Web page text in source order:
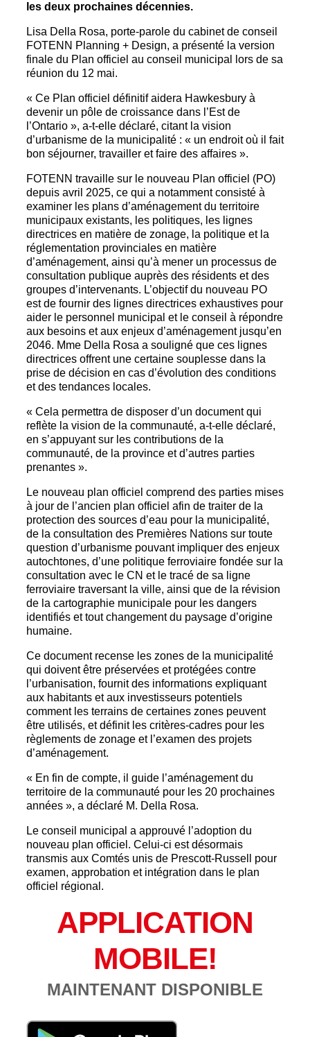
les deux prochaines décennies.
Lisa Della Rosa, porte-parole du cabinet de conseil
FOTENN Planning + Design, a présenté la version
finale du Plan officiel au conseil municipal lors de sa
réunion du 12 mai.
« Ce Plan officiel définitif aidera Hawkesbury à
devenir un pôle de croissance dans l’Est de
l’Ontario », a-t-elle déclaré, citant la vision
d’urbanisme de la municipalité : « un endroit où il fait
bon séjourner, travailler et faire des affaires ».
FOTENN travaille sur le nouveau Plan officiel (PO)
depuis avril 2025, ce qui a notamment consisté à
examiner les plans d’aménagement du territoire
municipaux existants, les politiques, les lignes
directrices en matière de zonage, la politique et la
réglementation provinciales en matière
d’aménagement, ainsi qu’à mener un processus de
consultation publique auprès des résidents et des
groupes d’intervenants. L’objectif du nouveau PO
est de fournir des lignes directrices exhaustives pour
aider le personnel municipal et le conseil à répondre
aux besoins et aux enjeux d’aménagement jusqu’en
2046. Mme Della Rosa a souligné que ces lignes
directrices offrent une certaine souplesse dans la
prise de décision en cas d’évolution des conditions
et des tendances locales.
« Cela permettra de disposer d’un document qui
reflète la vision de la communauté, a-t-elle déclaré,
en s’appuyant sur les contributions de la
communauté, de la province et d’autres parties
prenantes ».
Le nouveau plan officiel comprend des parties mises
à jour de l’ancien plan officiel afin de traiter de la
protection des sources d’eau pour la municipalité,
de la consultation des Premières Nations sur toute
question d’urbanisme pouvant impliquer des enjeux
autochtones, d’une politique ferroviaire fondée sur la
consultation avec le CN et le tracé de sa ligne
ferroviaire traversant la ville, ainsi que de la révision
de la cartographie municipale pour les dangers
identifiés et tout changement du paysage d’origine
humaine.
Ce document recense les zones de la municipalité
qui doivent être préservées et protégées contre
l’urbanisation, fournit des informations expliquant
aux habitants et aux investisseurs potentiels
comment les terrains de certaines zones peuvent
être utilisés, et définit les critères-cadres pour les
règlements de zonage et l’examen des projets
d’aménagement.
« En fin de compte, il guide l’aménagement du
territoire de la communauté pour les 20 prochaines
années », a déclaré M. Della Rosa.
Le conseil municipal a approuvé l’adoption du
nouveau plan officiel. Celui-ci est désormais
transmis aux Comtés unis de Prescott-Russell pour
examen, approbation et intégration dans le plan
officiel régional.
APPLICATION
MOBILE!
MAINTENANT DISPONIBLE